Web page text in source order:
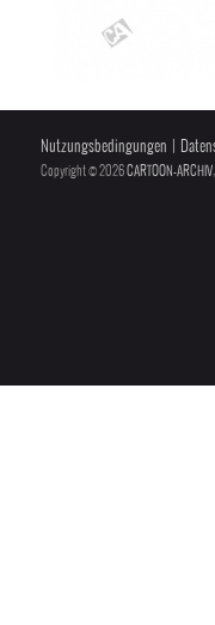
Nutzungsbedingungen
Copyright © 2026CARTOON-ARCHIV